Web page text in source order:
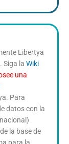
Libertya
Siga la Wiki
una
Para
datos con la
la base de